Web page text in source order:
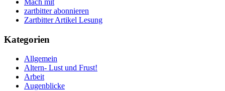
Mach mit
zartbitter abonnieren
Zartbitter Artikel Lesung
Kategorien
Allgemein
Altern- Lust und Frust!
Arbeit
Augenblicke